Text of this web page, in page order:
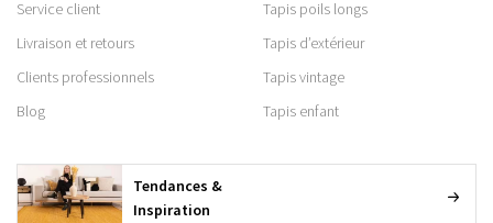
Service client
Livraison et retours
Clients professionnels
Blog
Tapis poils longs
Tapis d’extérieur
Tapis vintage
Tapis enfant
Tendances &
Inspiration